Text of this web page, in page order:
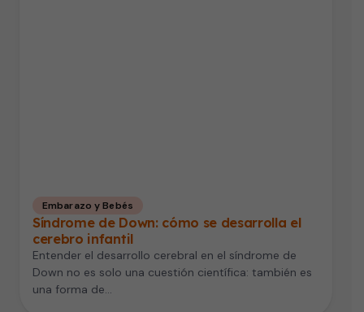
Embarazo y Bebés
Síndrome de Down: cómo se desarrolla el
cerebro infantil
Entender el desarrollo cerebral en el síndrome de
Down no es solo una cuestión científica: también es
una forma de…